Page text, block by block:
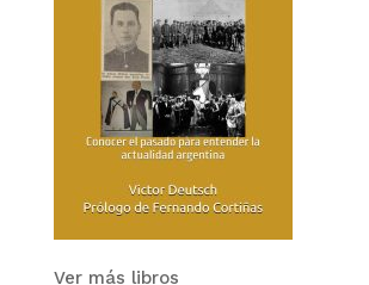
Ver más libros